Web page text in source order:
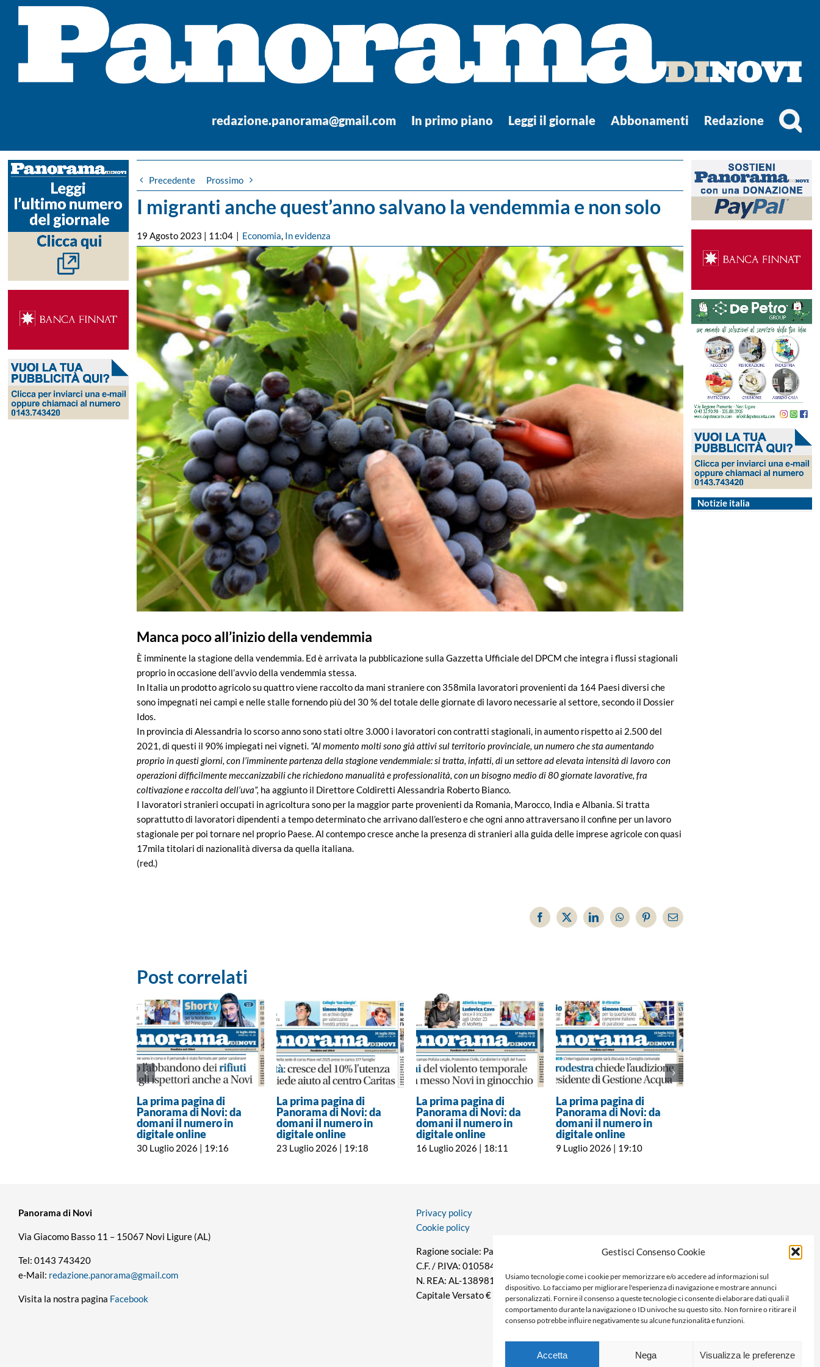
Gestisci Consenso Cookie
Usiamo tecnologie come i cookie per memorizzare e/o accedere ad informazioni sul
dispositivo. Lo facciamo per migliorare l'esperienza di navigazione e mostrare annunci
personalizzati. Fornire il consenso a queste tecnologie ci consente di elaborare dati quali il
comportamento durante la navigazione o ID univoche su questo sito. Non fornire o ritirare il
consenso potrebbe influire negativamente su alcune funzionalità e funzioni.
Accetta Nega Visualizza le preferenze
Salta
redazione.panorama@gmail.com In primo piano Leggi il giornale Abbonamenti Redazione
Precedente Prossimo
I migranti anche quest’anno salvano la vendemmia e non solo
19 Agosto 2023 | 11:04 | Economia, In evidenza
Ingrandisci
immagine
Manca poco all’inizio della vendemmia
È imminente la stagione della vendemmia. Ed è arrivata la pubblicazione sulla Gazzetta Ufficiale del DPCM che integra i flussi stagionali
proprio in occasione dell’avvio della vendemmia stessa.
In Italia un prodotto agricolo su quattro viene raccolto da mani straniere con 358mila lavoratori provenienti da 164 Paesi diversi che
sono impegnati nei campi e nelle stalle fornendo più del 30 % del totale delle giornate di lavoro necessarie al settore, secondo il Dossier
Idos.
In provincia di Alessandria lo scorso anno sono stati oltre 3.000 i lavoratori con contratti stagionali, in aumento rispetto ai 2.500 del
2021, di questi il 90% impiegati nei vigneti. “Al momento molti sono già attivi sul territorio provinciale, un numero che sta aumentando
proprio in questi giorni, con l’imminente partenza della stagione vendemmiale: si tratta, infatti, di un settore ad elevata intensità di lavoro con
operazioni difficilmente meccanizzabili che richiedono manualità e professionalità, con un bisogno medio di 80 giornate lavorative, fra
coltivazione e raccolta dell’uva”, ha aggiunto il Direttore Coldiretti Alessandria Roberto Bianco.
I lavoratori stranieri occupati in agricoltura sono per la maggior parte provenienti da Romania, Marocco, India e Albania. Si tratta
soprattutto di lavoratori dipendenti a tempo determinato che arrivano dall’estero e che ogni anno attraversano il confine per un lavoro
stagionale per poi tornare nel proprio Paese. Al contempo cresce anche la presenza di stranieri alla guida delle imprese agricole con quasi
17mila titolari di nazionalità diversa da quella italiana.
(red.)
Facebook
X LinkedInWhatsAppPinterestEmail
Post correlati
La prima pagina di
Panorama di Novi: da
domani il numero in
digitale online
30 Luglio 2026 | 19:16
La prima pagina di
Panorama di Novi: da
domani il numero in
digitale online
23 Luglio 2026 | 19:18
La prima pagina di
Panorama di Novi: da
domani il numero in
digitale online
16 Luglio 2026 | 18:11
La prima pagina di
Panorama di Novi: da
domani il numero in
digitale online
9 Luglio 2026 | 19:10
Notizie italia
Panorama di Novi
Via Giacomo Basso 11 – 15067 Novi Ligure (AL)
Tel: 0143 743420
e-Mail: redazione.panorama@gmail.com
Visita la nostra pagina Facebook
Privacy policy
Cookie policy
Ragione sociale: Panorama S.r.l.
C.F. / P.IVA: 01058470061
N. REA: AL-138981
Capitale Versato € 10.000,00